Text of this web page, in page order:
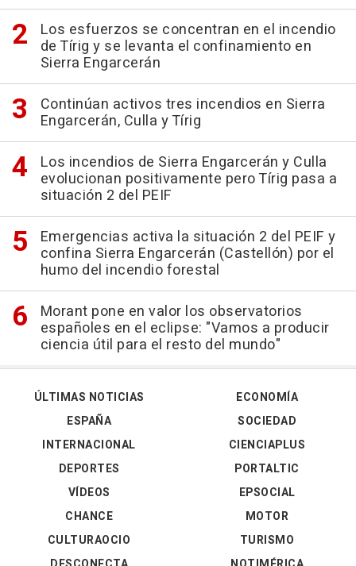
Los esfuerzos se concentran en el incendio
de Tírig y se levanta el confinamiento en
Sierra Engarcerán
Continúan activos tres incendios en Sierra
Engarcerán, Culla y Tírig
Los incendios de Sierra Engarcerán y Culla
evolucionan positivamente pero Tírig pasa a
situación 2 del PEIF
Emergencias activa la situación 2 del PEIF y
confina Sierra Engarcerán (Castellón) por el
humo del incendio forestal
Morant pone en valor los observatorios
españoles en el eclipse: "Vamos a producir
ciencia útil para el resto del mundo"
ÚLTIMAS NOTICIAS
ESPAÑA
INTERNACIONAL
DEPORTES
VÍDEOS
ECONOMÍA
SOCIEDAD
CIENCIAPLUS
PORTALTIC
EPSOCIAL
CHANCE
CULTURAOCIO
MOTOR
TURISMO